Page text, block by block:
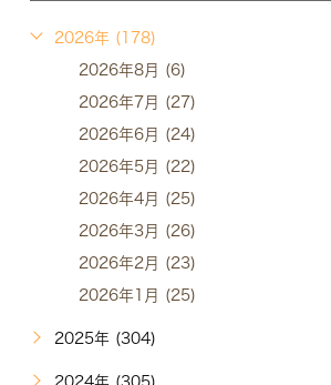
2026年 (178)
2026年8月 (6)
2026年7月 (27)
2026年6月 (24)
2026年5月 (22)
2026年4月 (25)
2026年3月 (26)
2026年2月 (23)
2026年1月 (25)
2025年 (304)
2024年 (305)